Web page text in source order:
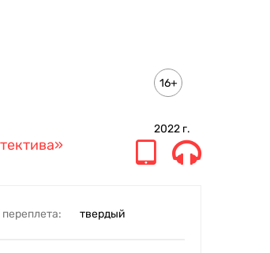
16+
2022 г.
твердый